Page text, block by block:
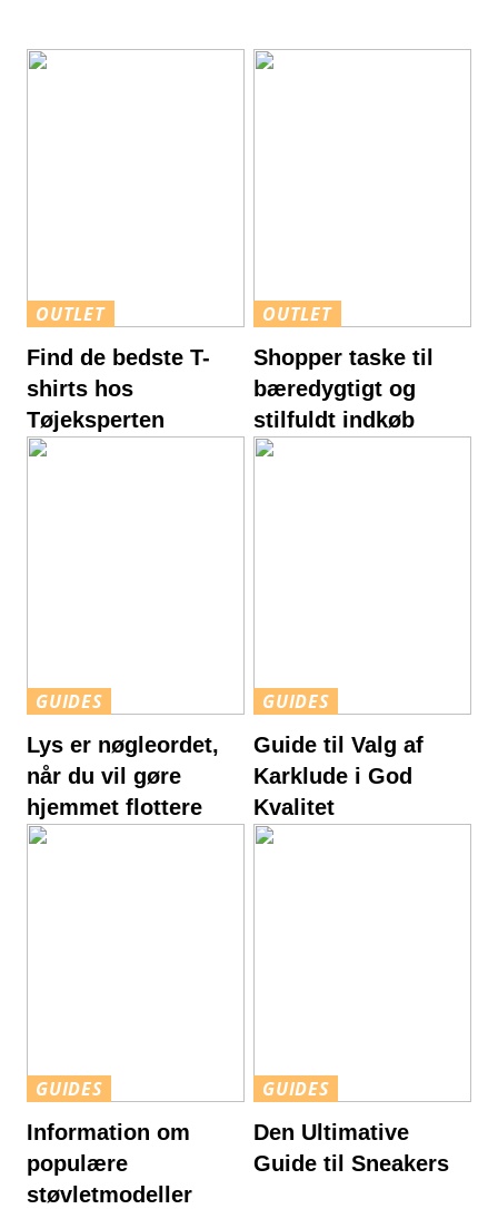
OUTLET
Find de bedste T-
shirts hos
Tøjeksperten
OUTLET
Shopper taske til
bæredygtigt og
stilfuldt indkøb
GUIDES
Lys er nøgleordet,
når du vil gøre
hjemmet flottere
GUIDES
Guide til Valg af
Karklude i God
Kvalitet
GUIDES
Information om
populære
støvletmodeller
GUIDES
Den Ultimative
Guide til Sneakers